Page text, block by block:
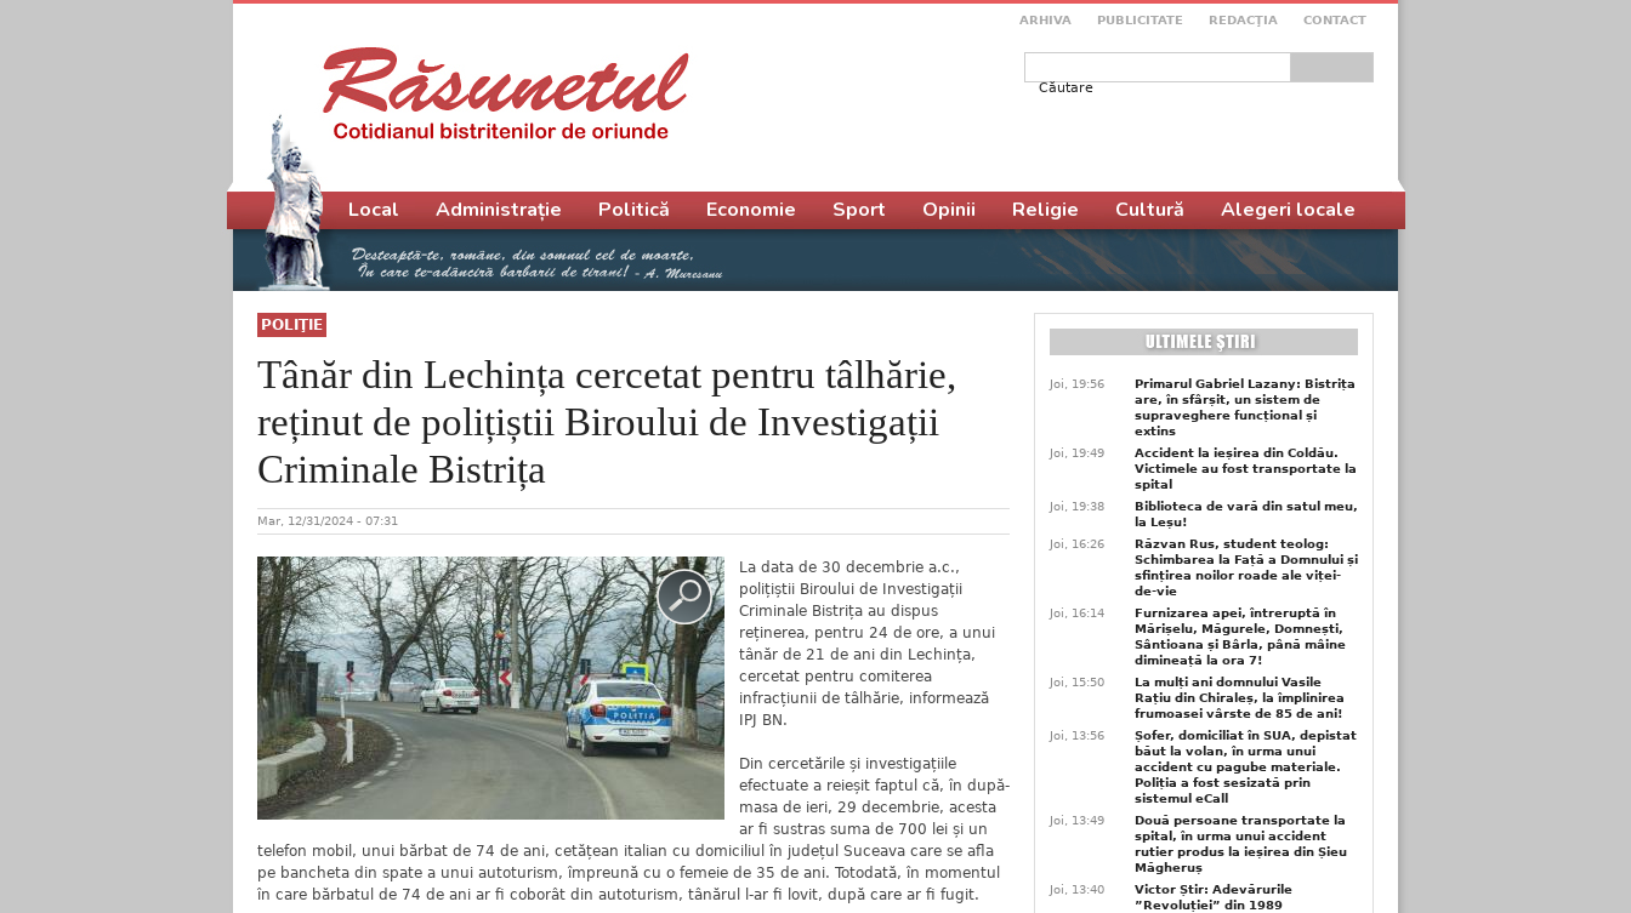
ARHIVA PUBLICITATE REDACŢIA CONTACT
Formular de căutare
POLIŢIE
Tânăr din Lechința cercetat pentru tâlhărie,
reținut de polițiștii Biroului de Investigații
Criminale Bistrița
Mar, 12/31/2024 - 07:31
La data de 30 decembrie a.c.,
polițiștii Biroului de Investigații
Criminale Bistrița au dispus
reținerea, pentru 24 de ore, a unui
tânăr de 21 de ani din Lechința,
cercetat pentru comiterea
infracțiunii de tâlhărie, informează
IPJ BN.
Din cercetările și investigațiile
efectuate a reieșit faptul că, în după-
masa de ieri, 29 decembrie, acesta
ar fi sustras suma de 700 lei și un
telefon mobil, unui bărbat de 74 de ani, cetățean italian cu domiciliul în județul Suceava care se afla
pe bancheta din spate a unui autoturism, împreună cu o femeie de 35 de ani. Totodată, în momentul
în care bărbatul de 74 de ani ar fi coborât din autoturism, tânărul l-ar fi lovit, după care ar fi fugit.
Meniu principal
Local Administrație Politică Economie Sport Opinii Religie Cultură Alegeri locale
Joi, 19:56
Primarul Gabriel Lazany: Bistrița
are, în sfârșit, un sistem de
supraveghere funcțional și
extins
Joi, 19:49
Accident la ieșirea din Coldău.
Victimele au fost transportate la
spital
Joi, 19:38
Biblioteca de vară din satul meu,
la Leșu!
Joi, 16:26
Răzvan Rus, student teolog:
Schimbarea la Față a Domnului și
sfințirea noilor roade ale viței-
de-vie
Joi, 16:14
Furnizarea apei, întreruptă în
Mărișelu, Măgurele, Domnești,
Sântioana și Bârla, până mâine
dimineață la ora 7!
Joi, 15:50
La mulți ani domnului Vasile
Rațiu din Chiraleș, la împlinirea
frumoasei vârste de 85 de ani!
Joi, 13:56
Șofer, domiciliat în SUA, depistat
băut la volan, în urma unui
accident cu pagube materiale.
Poliția a fost sesizată prin
sistemul eCall
Joi, 13:49
Două persoane transportate la
spital, în urma unui accident
rutier produs la ieșirea din Șieu
Măgheruș
Joi, 13:40
Victor Știr: Adevărurile
”Revoluției” din 1989